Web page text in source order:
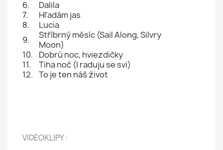
6.
Dalila
7.
Hľadám jas
8.
Lucia
9.
Stříbrný měsíc (Sail Along, Silvry
Moon)
10.
Dobrú noc, hviezdičky
11.
Tiha noć (I raduju se svi)
12. To je ten náš život
VIDEOKLIPY :